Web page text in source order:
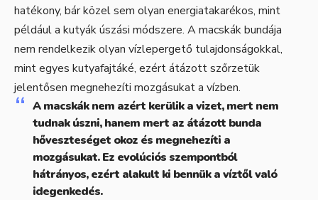
hatékony, bár közel sem olyan energiatakarékos, mint
például a kutyák úszási módszere. A macskák bundája
nem rendelkezik olyan vízlepergető tulajdonságokkal,
mint egyes kutyafajtáké, ezért átázott szőrzetük
jelentősen megnehezíti mozgásukat a vízben.
A macskák nem azért kerülik a vizet, mert nem
tudnak úszni, hanem mert az átázott bunda
hőveszteséget okoz és megnehezíti a
mozgásukat. Ez evolúciós szempontból
hátrányos, ezért alakult ki bennük a víztől való
idegenkedés.